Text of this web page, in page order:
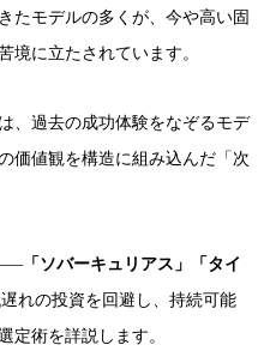
たモデルの多くが、今や高い固
境に立たされています。
、過去の成功体験をなぞるモデ
価値観を構造に組み込んだ「次
―― 「ソバーキュリアス」「タイ
れの投資を回避し、持続可能
定術を詳説します。